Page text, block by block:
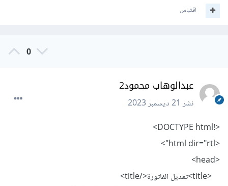
اقتباس
0
عبدالوهاب محمود2
نشر21 ديسمبر 2023
<!DOCTYPE html>
<html dir="rtl">
<head>
<title>تعديل الفاتورة</title>